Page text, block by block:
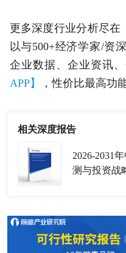
更多深度行业分析尽在
以与500+经济学家/资
企业数据、企业资讯
APP】
，性价比最高功
相关深度报告
2026-2031
测与投资战